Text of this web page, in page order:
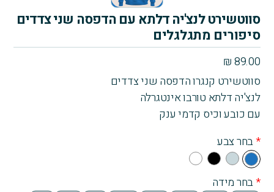
סווטשירט לנצ'יה דלתא עם הדפסה שני צדדים
סיפורים מתגלגלים
₪89.00
סווטשירט קנגרו הדפסה שני צדדים
לנצ'יה דלתא טורבו אינטגרלה
עם כובע וכיס קדמי ענק
*בחר צבע
Blu
e
Gra
Bla
Whi
*בחר מידה